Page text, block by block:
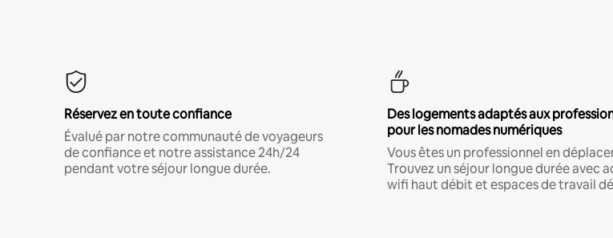
Réservez en toute confiance
Évalué par notre communauté de voyageurs
de confiance et notre assistance 24h/24
pendant votre séjour longue durée.
Des logements adaptés aux
pour les nomades numériques
Vous êtes un professionnel en
Trouvez un séjour longue durée avec
wifi haut débit et espaces de travail